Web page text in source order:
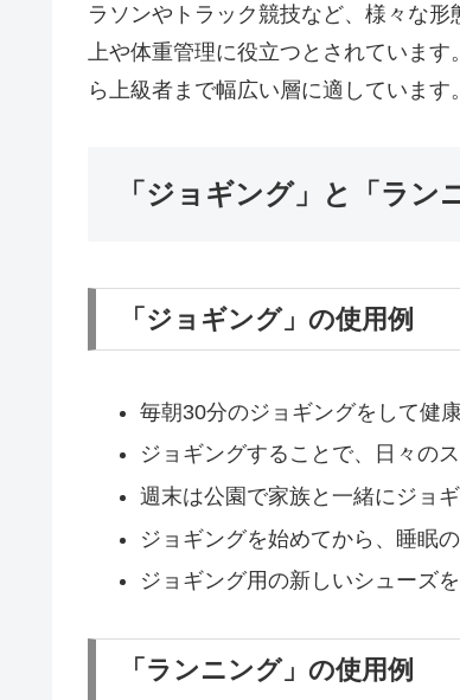
ラソンやトラック競技など、様々な
上や体重管理に役立つとされていま
ら上級者まで幅広い層に適しています。
「ジョギング」と「ラン
「ジョギング」の使用例
毎朝30分のジョギングをして健
ジョギングすることで、日々の
週末は公園で家族と一緒にジョ
ジョギングを始めてから、睡眠
ジョギング用の新しいシューズ
「ランニング」の使用例